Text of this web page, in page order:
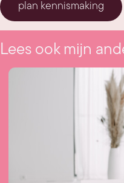
plan kennismaking
Lees ook mijn